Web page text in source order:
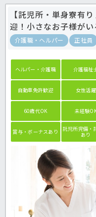
【託児所・単身寮有
迎！小さなお子様が
介護職・ヘルパー 正社員
ヘルパー・介護職 介護福祉
自動車免許歓迎 女性活躍
60歳代OK 未経験
賞与・ボーナスあり
託児所完備・
あり